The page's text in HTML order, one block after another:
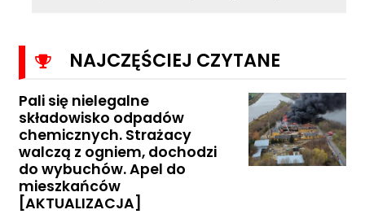
NAJCZĘŚCIEJ CZYTANE
Pali się nielegalne
składowisko odpadów
chemicznych. Strażacy
walczą z ogniem, dochodzi
do wybuchów. Apel do
mieszkańców
[AKTUALIZACJA]